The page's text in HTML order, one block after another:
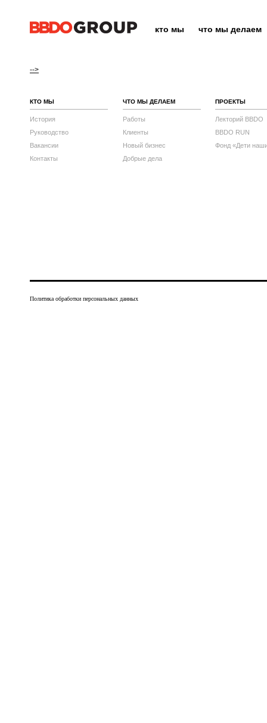
кто мы что мы делаем
-->
КТО МЫ
История
Руководство
Вакансии
Контакты
ЧТО МЫ ДЕЛАЕМ
Работы
Клиенты
Новый бизнес
Добрые дела
ПРОЕКТЫ
Лекторий BBDO
BBDO RUN
Фонд «Дети
Политика обработки персональных данных